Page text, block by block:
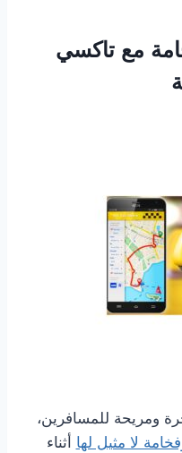
مع تاكسي
ومريحة للمسافرين،
لا مثيل لها أثناء